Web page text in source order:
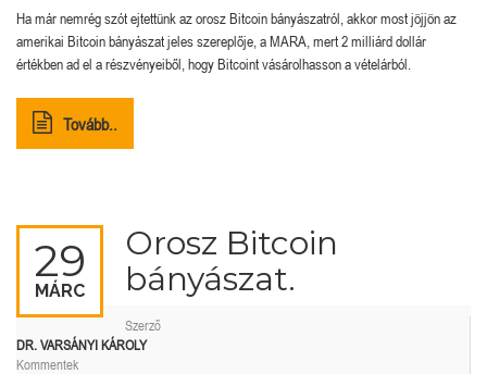
Ha már nemrég szót ejtettünk az orosz Bitcoin bányászatról, akkor most jöjjön az
amerikai Bitcoin bányászat jeles szereplője, a MARA, mert 2 milliárd dollár
értékben ad el a részvényeiből, hogy Bitcoint vásárolhasson a vételárból.
Tovább..
29
MÁRC
Orosz Bitcoin
bányászat.
Szerző
DR. VARSÁNYI KÁROLY
Kommentek